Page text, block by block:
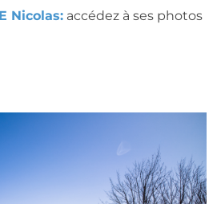
Nicolas:accédez à ses photos